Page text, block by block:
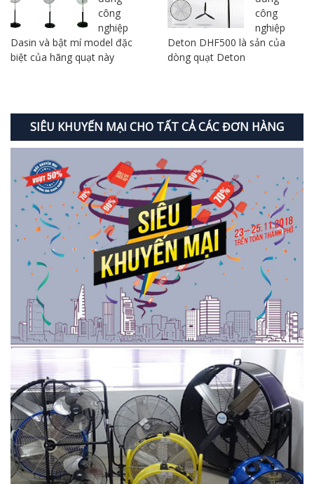
công
nghiệp
Dasin và bật mí model đặc
biệt của hãng quạt này
công
nghiệp
Deton DHF500 là sản của
dòng quạt Deton
SIÊU KHUYẾN MẠI CHO TẤT CẢ CÁC ĐƠN HÀNG